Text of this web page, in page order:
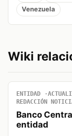
Venezuela
Wiki
ENTIDAD
REDACCIÓN
Banco
entidad